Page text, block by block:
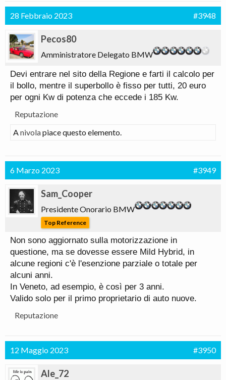
28 Febbraio 2023 #3948
Pecos80
Amministratore Delegato BMW
Devi entrare nel sito della Regione e farti il calcolo per
il bollo, mentre il superbollo è fisso per tutti, 20 euro
per ogni Kw di potenza che eccede i 185 Kw.
Reputazione
Anivolapiace questo elemento.
6 Marzo 2023 #3949
Sam_Cooper
Presidente Onorario BMW
Top Reference
Non sono aggiornato sulla motorizzazione in
questione, ma se dovesse essere Mild Hybrid, in
alcune regioni c'è l'esenzione parziale o totale per
alcuni anni.
In Veneto, ad esempio, è così per 3 anni.
Valido solo per il primo proprietario di auto nuove.
Reputazione
12 Maggio 2023 #3950
Ale_72